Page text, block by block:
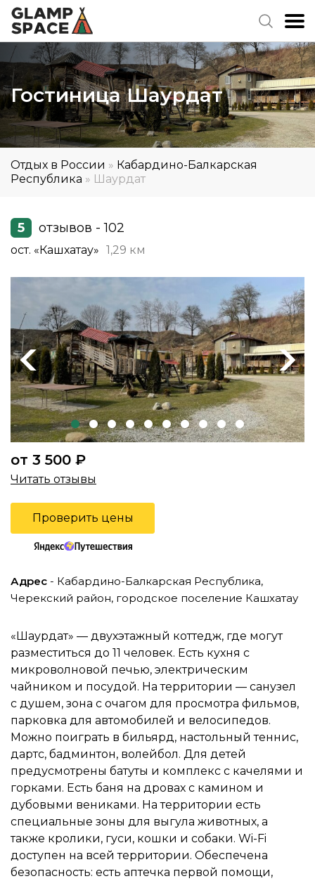
Гостиница Шаурдат
Отдых в России » Кабардино-Балкарская
Республика » Шаурдат
5 отзывов - 102
ост. «Кашхатау» 1,29 км
Previous Next
от 3 500 ₽
Читать отзывы
Проверить цены
Адрес - Кабардино-Балкарская Республика,
Черекский район, городское поселение Кашхатау
«Шаурдат» — двухэтажный коттедж, где могут
разместиться до 11 человек. Есть кухня с
микроволновой печью, электрическим
чайником и посудой. На территории — санузел
с душем, зона с очагом для просмотра фильмов,
парковка для автомобилей и велосипедов.
Можно поиграть в бильярд, настольный теннис,
дартс, бадминтон, волейбол. Для детей
предусмотрены батуты и комплекс с качелями и
горками. Есть баня на дровах с камином и
дубовыми вениками. На территории есть
специальные зоны для выгула животных, а
также кролики, гуси, кошки и собаки. Wi-Fi
доступен на всей территории. Обеспечена
безопасность: есть аптечка первой помощи,